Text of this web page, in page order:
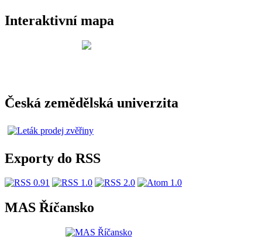
Interaktivní mapa
Česká zemědělská univerzita
Exporty do RSS
MAS Říčansko